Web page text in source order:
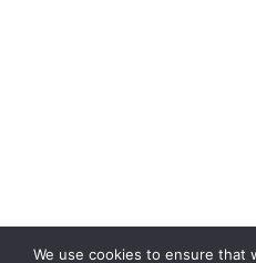
We use cookies to ensure that